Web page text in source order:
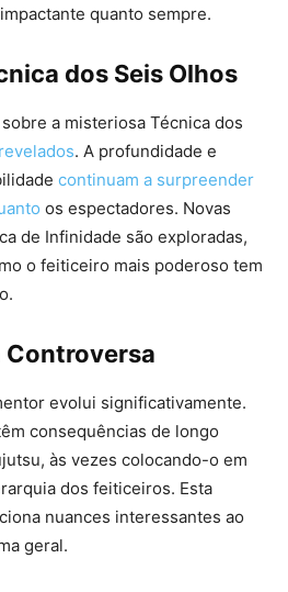
quanto sempre.
dos Seis Olhos
a misteriosa Técnica dos
. A profundidade e
continuam a surpreender
os espectadores. Novas
de Infinidade são exploradas,
o feiticeiro mais poderoso tem
Controversa
evolui significativamente.
consequências de longo
às vezes colocando-o em
dos feiticeiros. Esta
nuances interessantes ao
geral.